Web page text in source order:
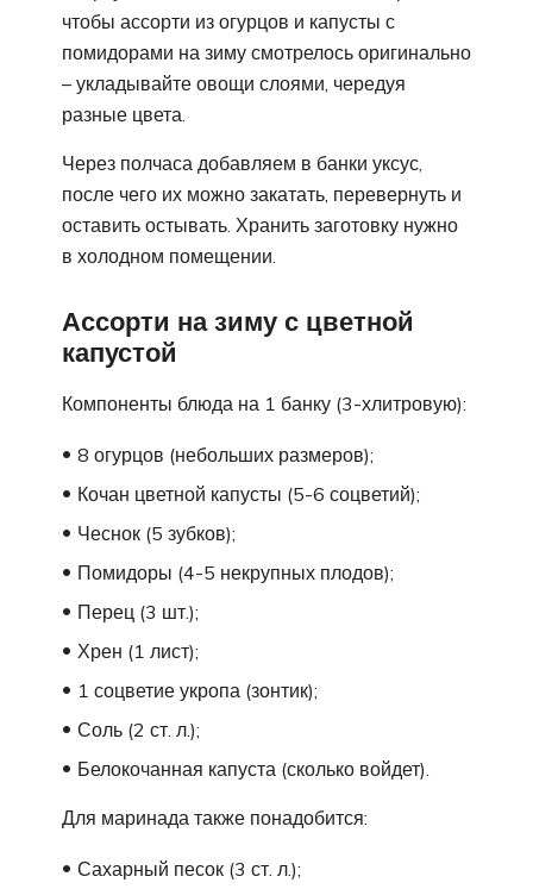
чтобы ассорти из огурцов и капусты с
помидорами на зиму смотрелось оригинально
– укладывайте овощи слоями, чередуя
разные цвета.
Через полчаса добавляем в банки уксус,
после чего их можно закатать, перевернуть и
оставить остывать. Хранить заготовку нужно
в холодном помещении.
Ассорти на зиму с цветной
капустой
Компоненты блюда на 1 банку (3-хлитровую):
8 огурцов (небольших размеров);
Кочан цветной капусты (5-6 соцветий);
Чеснок (5 зубков);
Помидоры (4-5 некрупных плодов);
Перец (3 шт.);
Хрен (1 лист);
1 соцветие укропа (зонтик);
Соль (2 ст. л.);
Белокочанная капуста (сколько войдет).
Для маринада также понадобится:
Сахарный песок (3 ст. л.);